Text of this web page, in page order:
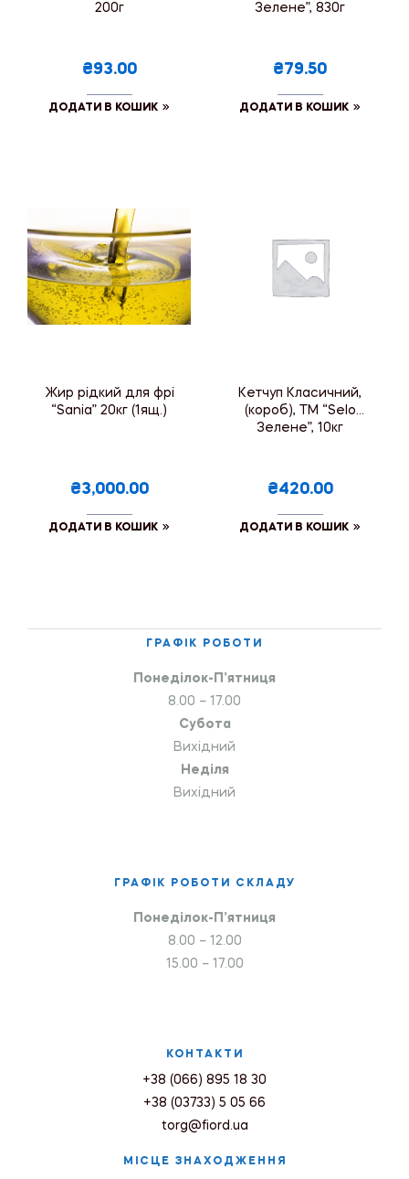
200г
₴93.00
ДОДАТИ В КОШИК
Зелене”, 830г
₴79.50
ДОДАТИ В КОШИК
Жир рідкий для фрі
“Sania” 20кг (1ящ.)
₴3,000.00
ДОДАТИ В КОШИК
Кетчуп Класичний,
(короб), ТМ “Selo
Зелене”, 10кг
₴420.00
ДОДАТИ В КОШИК
ГРАФІК РОБОТИ
Понеділок-П’ятниця
8.00 – 17.00
Субота
Вихідний
Неділя
Вихідний
ГРАФІК РОБОТИ СКЛАДУ
Понеділок-П’ятниця
8.00 – 12.00
15.00 – 17.00
КОНТАКТИ
+38 (066) 895 18 30
+38 (03733) 5 05 66
torg@fiord.ua
МІСЦЕ ЗНАХОДЖЕННЯ